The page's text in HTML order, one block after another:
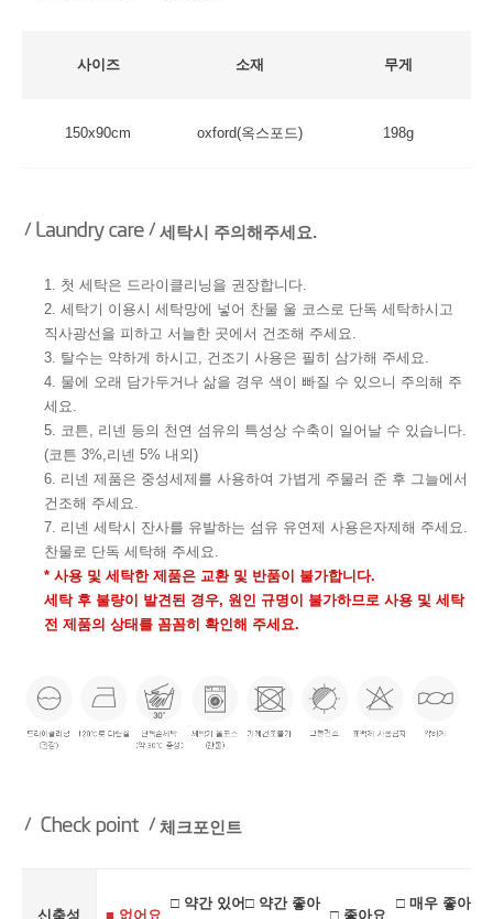
사이즈 소재 무게
150x90cm oxford(옥스포드) 198g
세탁시 주의해주세요.
1. 첫 세탁은 드라이클리닝을 권장합니다.
2. 세탁기 이용시 세탁망에 넣어 찬물 울 코스로 단독 세탁하시고
직사광선을 피하고 서늘한 곳에서 건조해 주세요.
3. 탈수는 약하게 하시고, 건조기 사용은 필히 삼가해 주세요.
4. 물에 오래 담가두거나 삶을 경우 색이 빠질 수 있으니 주의해 주
세요.
5. 코튼, 리넨 등의 천연 섬유의 특성상 수축이 일어날 수 있습니다.
(코튼 3%,리넨 5% 내외)
6. 리넨 제품은 중성세제를 사용하여 가볍게 주물러 준 후 그늘에서
건조해 주세요.
7. 리넨 세탁시 잔사를 유발하는 섬유 유연제 사용은자제해 주세요.
찬물로 단독 세탁해 주세요.
* 사용 및 세탁한 제품은 교환 및 반품이 불가합니다.
세탁 후 불량이 발견된 경우, 원인 규명이 불가하므로 사용 및 세탁
전 제품의 상태를 꼼꼼히 확인해 주세요.
체크포인트
신축성 ■ 없어요
□ 약간 있어 □ 약간 좋아
□ 좋아요
□ 매우 좋아